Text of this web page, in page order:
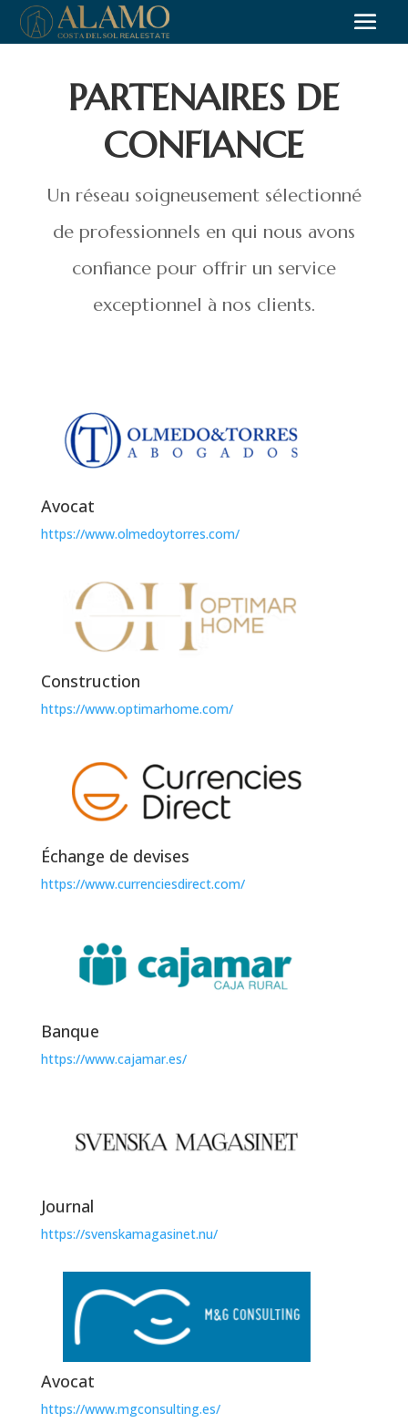
PARTENAIRES DE
CONFIANCE
Un réseau soigneusement sélectionné
de professionnels en qui nous avons
confiance pour offrir un service
exceptionnel à nos clients.
Avocat
https://www.olmedoytorres.com/
Construction
https://www.optimarhome.com/
Échange de devises
https://www.currenciesdirect.com/
Banque
https://www.cajamar.es/
Journal
https://svenskamagasinet.nu/
Avocat
https://www.mgconsulting.es/